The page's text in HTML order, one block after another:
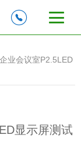
业会议室P2.5LED
显示屏测试